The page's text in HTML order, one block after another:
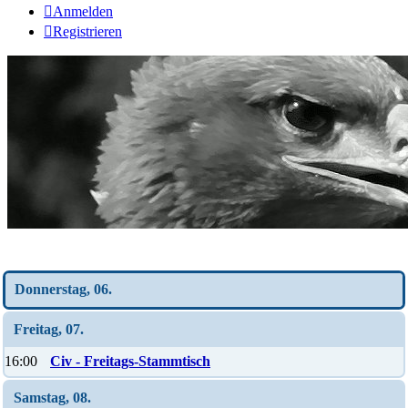
Anmelden
Registrieren
Donnerstag, 06.
Freitag, 07.
16:00 Civ - Freitags-Stammtisch
Samstag, 08.